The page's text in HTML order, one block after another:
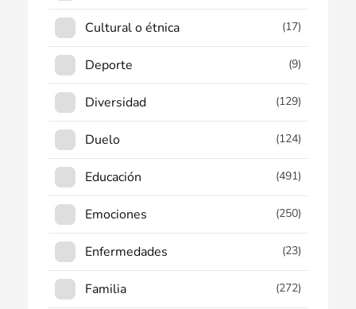
Cultural o étnica (17)
Deporte (9)
Diversidad (129)
Duelo (124)
Educación (491)
Emociones (250)
Enfermedades (23)
Familia (272)